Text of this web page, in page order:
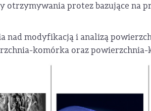
protez bazujące na
nad modyfikacją i analizą
komórka oraz powierzchnia-